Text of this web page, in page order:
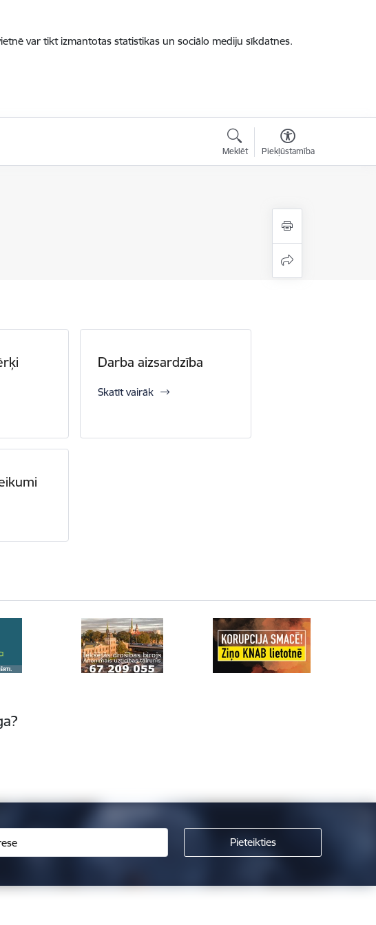
var tikt izmantotas statistikas un sociālo mediju sīkdatnes.
Meklēt Piekļūstamība
Darba aizsardzība
Skatīt vairāk